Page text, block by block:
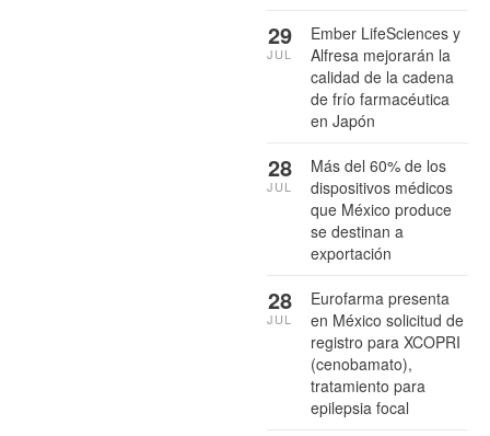
Ember LifeSciences y
Alfresa mejorarán la
calidad de la cadena
de frío farmacéutica
en Japón
29
JUL
Más del 60% de los
dispositivos médicos
que México produce
se destinan a
exportación
28
JUL
Eurofarma presenta
en México solicitud de
registro para XCOPRI
(cenobamato),
tratamiento para
epilepsia focal
28
JUL